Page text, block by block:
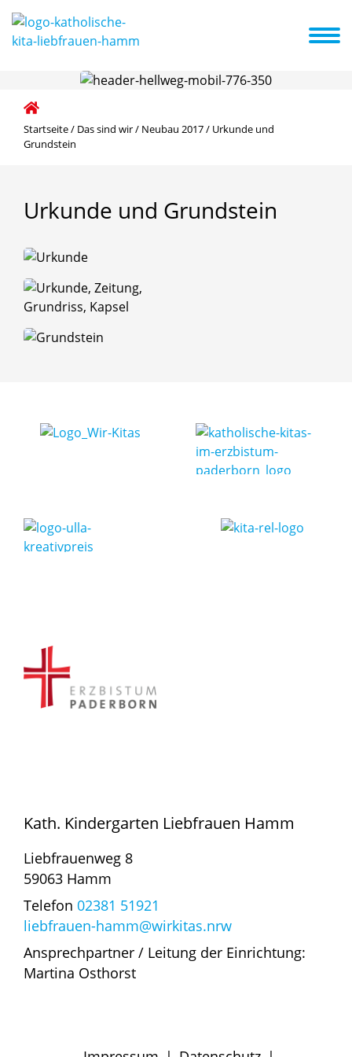
KonzeptionSchwerpunkte Aktuelles + Termine
Startseite/ Das sind wir/ Neubau 2017/ Urkunde und
Grundstein
Urkunde und Grundstein
Kath. Kindergarten Liebfrauen Hamm
Liebfrauenweg 8
59063 Hamm
Telefon 02381 51921
liebfrauen-hamm@wirkitas.nrw
Ansprechpartner / Leitung der Einrichtung:
Martina Osthorst